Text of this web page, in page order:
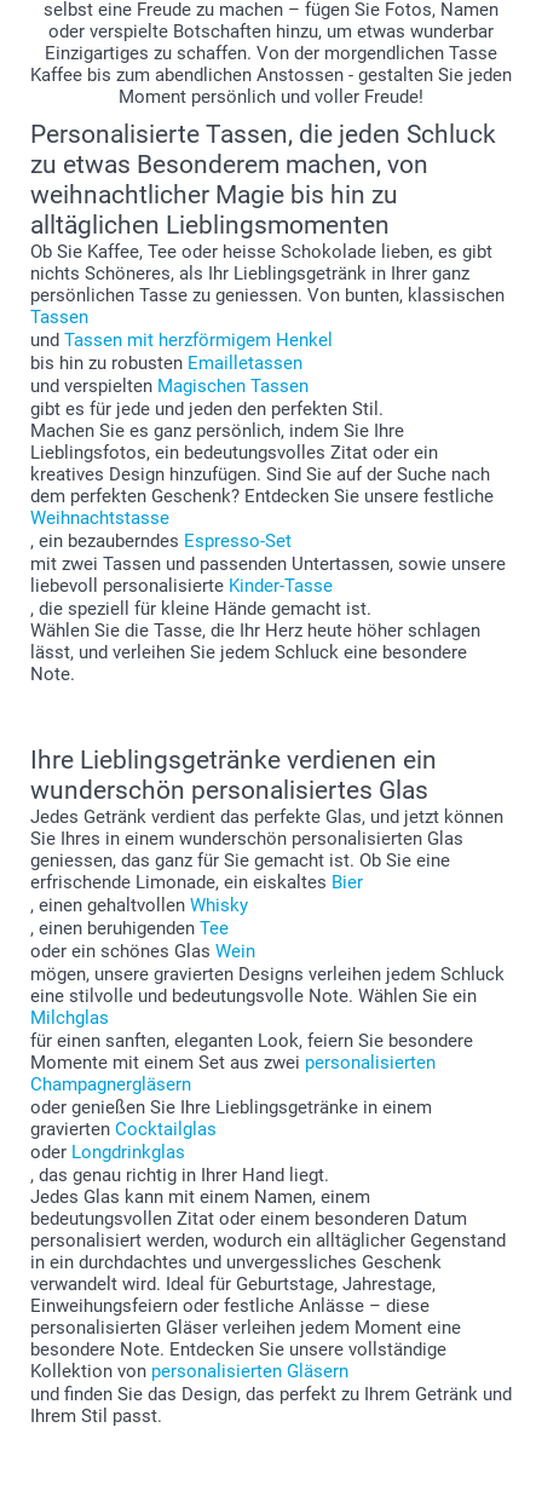
selbst eine Freude zu machen – fügen Sie Fotos, Namen
oder verspielte Botschaften hinzu, um etwas wunderbar
Einzigartiges zu schaffen. Von der morgendlichen Tasse
Kaffee bis zum abendlichen Anstossen - gestalten Sie jeden
Moment persönlich und voller Freude!
Personalisierte Tassen, die jeden Schluck
zu etwas Besonderem machen, von
weihnachtlicher Magie bis hin zu
alltäglichen Lieblingsmomenten
Ob Sie Kaffee, Tee oder heisse Schokolade lieben, es gibt
nichts Schöneres, als Ihr Lieblingsgetränk in Ihrer ganz
persönlichen Tasse zu geniessen. Von bunten, klassischen
Tassen
und Tassen mit herzförmigem Henkel
bis hin zu robusten Emailletassen
und verspielten Magischen Tassen
gibt es für jede und jeden den perfekten Stil.
Machen Sie es ganz persönlich, indem Sie Ihre
Lieblingsfotos, ein bedeutungsvolles Zitat oder ein
kreatives Design hinzufügen. Sind Sie auf der Suche nach
dem perfekten Geschenk? Entdecken Sie unsere festliche
Weihnachtstasse
, ein bezauberndes Espresso-Set
mit zwei Tassen und passenden Untertassen, sowie unsere
liebevoll personalisierte Kinder-Tasse
, die speziell für kleine Hände gemacht ist.
Wählen Sie die Tasse, die Ihr Herz heute höher schlagen
lässt, und verleihen Sie jedem Schluck eine besondere
Note.
Ihre Lieblingsgetränke verdienen ein
wunderschön personalisiertes Glas
Jedes Getränk verdient das perfekte Glas, und jetzt können
Sie Ihres in einem wunderschön personalisierten Glas
geniessen, das ganz für Sie gemacht ist. Ob Sie eine
erfrischende Limonade, ein eiskaltes Bier
, einen gehaltvollen Whisky
, einen beruhigenden Tee
oder ein schönes Glas Wein
mögen, unsere gravierten Designs verleihen jedem Schluck
eine stilvolle und bedeutungsvolle Note. Wählen Sie ein
Milchglas
für einen sanften, eleganten Look, feiern Sie besondere
Momente mit einem Set aus zwei personalisierten
Champagnergläsern
oder genießen Sie Ihre Lieblingsgetränke in einem
gravierten Cocktailglas
oder Longdrinkglas
, das genau richtig in Ihrer Hand liegt.
Jedes Glas kann mit einem Namen, einem
bedeutungsvollen Zitat oder einem besonderen Datum
personalisiert werden, wodurch ein alltäglicher Gegenstand
in ein durchdachtes und unvergessliches Geschenk
verwandelt wird. Ideal für Geburtstage, Jahrestage,
Einweihungsfeiern oder festliche Anlässe – diese
personalisierten Gläser verleihen jedem Moment eine
besondere Note. Entdecken Sie unsere vollständige
Kollektion von personalisierten Gläsern
und finden Sie das Design, das perfekt zu Ihrem Getränk und
Ihrem Stil passt.